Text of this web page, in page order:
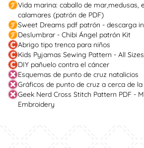
Vida marina: caballo de mar,medusas,
calamares (patrón de PDF)
Sweet Dreams pdf patrón - descarga
Deslumbrar - Chibi Ángel patrón Kit
Abrigo tipo trenca para niños
Kids Pyjamas Sewing Pattern - All Sizes
DIY pañuelo contra el cáncer
Esquemas de punto de cruz natalicios
Gráficos de punto de cruz a cerca de
Geek Nerd Cross Stitch Pattern PDF -
Embroidery